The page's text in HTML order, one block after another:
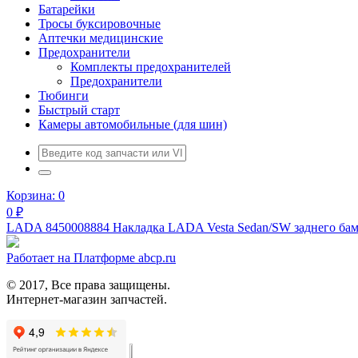
Батарейки
Тросы буксировочные
Аптечки медицинские
Предохранители
Комплекты предохранителей
Предохранители
Тюбинги
Быстрый старт
Камеры автомобильные (для шин)
Корзина: 0
0 ₽
LADA 8450008884 Накладка LADA Vesta Sedan/SW заднего
Работает на Платформе abcp.ru
© 2017, Все права защищены.
Интернет-магазин запчастей.